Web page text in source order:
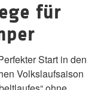
für
Start in den
Volkslaufsaison